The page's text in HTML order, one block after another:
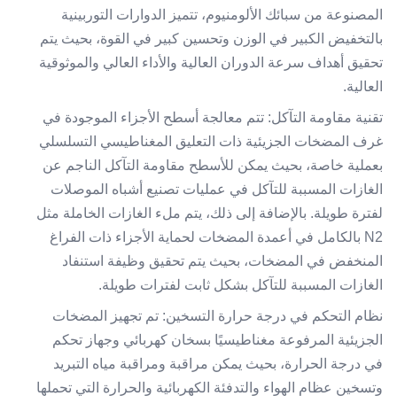
المصنوعة من سبائك الألومنيوم، تتميز الدوارات التوربينية
بالتخفيض الكبير في الوزن وتحسين كبير في القوة، بحيث يتم
تحقيق أهداف سرعة الدوران العالية والأداء العالي والموثوقية
العالية.
تقنية مقاومة التآكل: تتم معالجة أسطح الأجزاء الموجودة في
غرف المضخات الجزيئية ذات التعليق المغناطيسي التسلسلي
بعملية خاصة، بحيث يمكن للأسطح مقاومة التآكل الناجم عن
الغازات المسببة للتآكل في عمليات تصنيع أشباه الموصلات
لفترة طويلة. بالإضافة إلى ذلك، يتم ملء الغازات الخاملة مثل
N2 بالكامل في أعمدة المضخات لحماية الأجزاء ذات الفراغ
المنخفض في المضخات، بحيث يتم تحقيق وظيفة استنفاد
الغازات المسببة للتآكل بشكل ثابت لفترات طويلة.
نظام التحكم في درجة حرارة التسخين: تم تجهيز المضخات
الجزيئية المرفوعة مغناطيسيًا بسخان كهربائي وجهاز تحكم
في درجة الحرارة، بحيث يمكن مراقبة ومراقبة مياه التبريد
وتسخين عظام الهواء والتدفئة الكهربائية والحرارة التي تحملها